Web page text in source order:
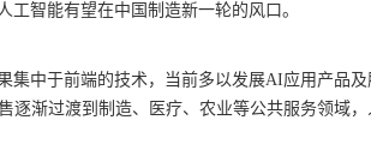
工智能有望在中国制造新一轮的风口。
集中于前端的技术，当前多以发展AI应用产品及
逐渐过渡到制造、医疗、农业等公共服务领域